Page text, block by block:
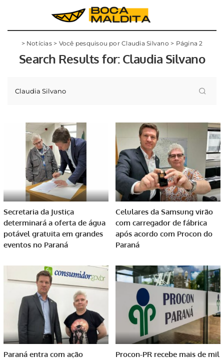
> Notícias> Você pesquisou por Claudia Silvano > Página 2
Search Results for:Claudia Silvano
Secretaria da Justiça
determinará a oferta de água
potável gratuita em grandes
eventos no Paraná
Celulares da Samsung virão
com carregador de fábrica
após acordo com Procon do
Paraná
Paraná entra com ação
Procon-PR recebe mais de mil